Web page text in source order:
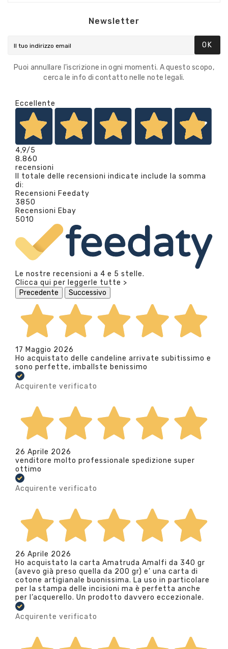
Newsletter
OK
Puoi annullare l'iscrizione in ogni momenti. A questo scopo,
cerca le info di contatto nelle note legali.
Eccellente
4,9/5
8.860
recensioni
Il totale delle recensioni indicate include la somma
di:
Recensioni Feedaty
3850
Recensioni Ebay
5010
Le nostre recensioni a 4 e 5 stelle.
Clicca qui per leggerle tutte >
Precedente
Successivo
17 Maggio 2026
Ho acquistato delle candeline arrivate subitissimo e
sono perfette, imballste benissimo
Acquirente verificato
26 Aprile 2026
venditore molto professionale spedizione super
ottimo
Acquirente verificato
26 Aprile 2026
Ho acquistato la carta Amatruda Amalfi da 340 gr
(avevo già preso quella da 200 gr) e’ una carta di
cotone artigianale buonissima. La uso in particolare
per la stampa delle incisioni ma è perfetta anche
per l’acquerello. Un prodotto davvero eccezionale.
Acquirente verificato